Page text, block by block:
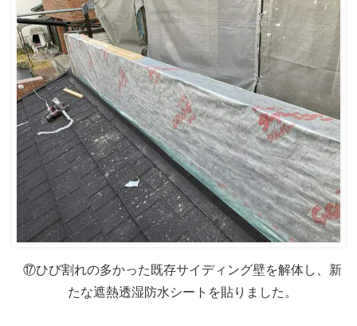
⑰ひび割れの多かった既存サイディング壁を解体し、新
たな遮熱透湿防水シートを貼りました。